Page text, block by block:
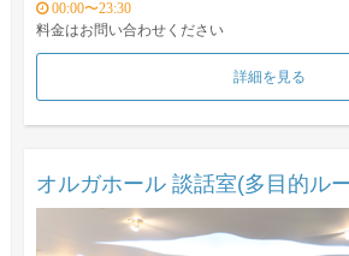
00:00〜23:30
料金はお問い合わせください
詳細を見る
オルガホール 談話室(多目的ル